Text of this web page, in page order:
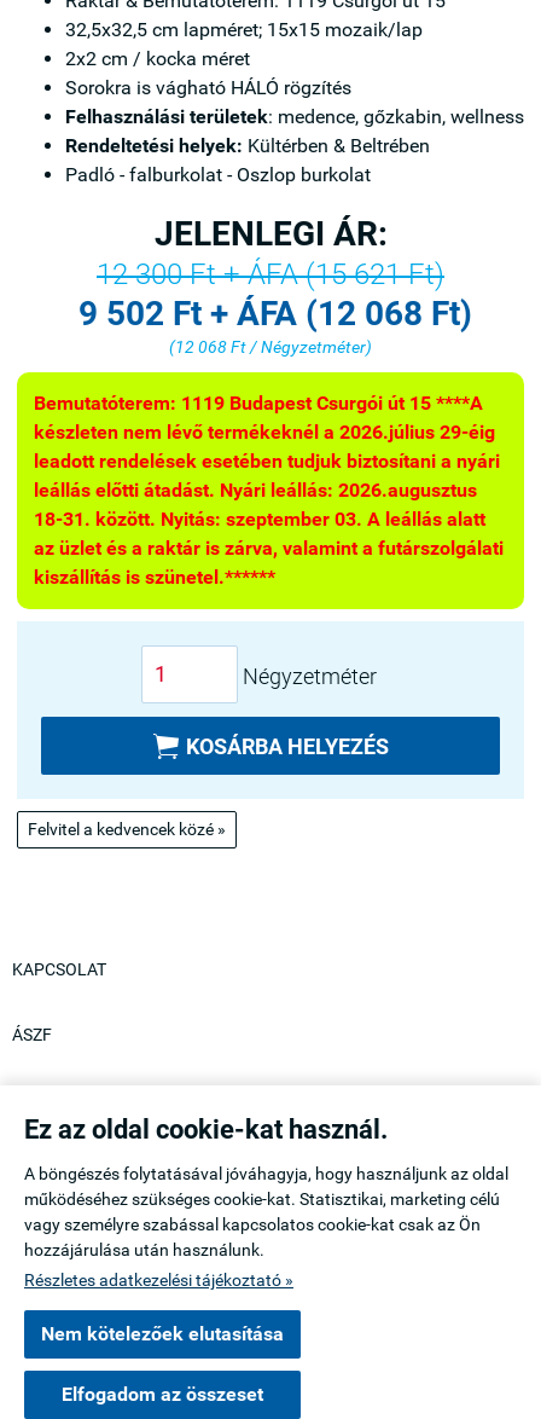
Ez az oldal cookie-kat használ.
A böngészés folytatásával jóváhagyja, hogy használjunk az oldal
működéséhez szükséges cookie-kat. Statisztikai, marketing célú
vagy személyre szabással kapcsolatos cookie-kat csak az Ön
hozzájárulása után használunk.
Részletes adatkezelési tájékoztató »
Nem kötelezőek elutasítása
Elfogadom az összeset
32,5x32,5 cm lapméret; 15x15 mozaik/lap
2x2 cm / kocka méret
Sorokra is vágható HÁLÓ rögzítés
Felhasználási területek: medence, gőzkabin, wellness
Rendeltetési helyek: Kültérben & Beltrében
Padló - falburkolat - Oszlop burkolat
JELENLEGI ÁR:
12 300 Ft + ÁFA (15 621 Ft)
9 502 Ft + ÁFA (12 068 Ft)
(12 068 Ft / Négyzetméter)
Bemutatóterem: 1119 Budapest Csurgói út 15 ****A
készleten nem lévő termékeknél a 2026.július 29-éig
leadott rendelések esetében tudjuk biztosítani a nyári
leállás előtti átadást. Nyári leállás: 2026.augusztus
18-31. között. Nyitás: szeptember 03. A leállás alatt
az üzlet és a raktár is zárva, valamint a futárszolgálati
kiszállítás is szünetel.******
Négyzetméter
 KOSÁRBA HELYEZÉS
Felvitel a kedvencek közé »
KAPCSOLAT
ÁSZF
ROYALMOZAIK POOL & HOME Kft
1119 Budapest Csurgói út 15
mozaikcsempek.hu -ROYALMOZAIK POOL & HOME Kft
Webáruház készítés